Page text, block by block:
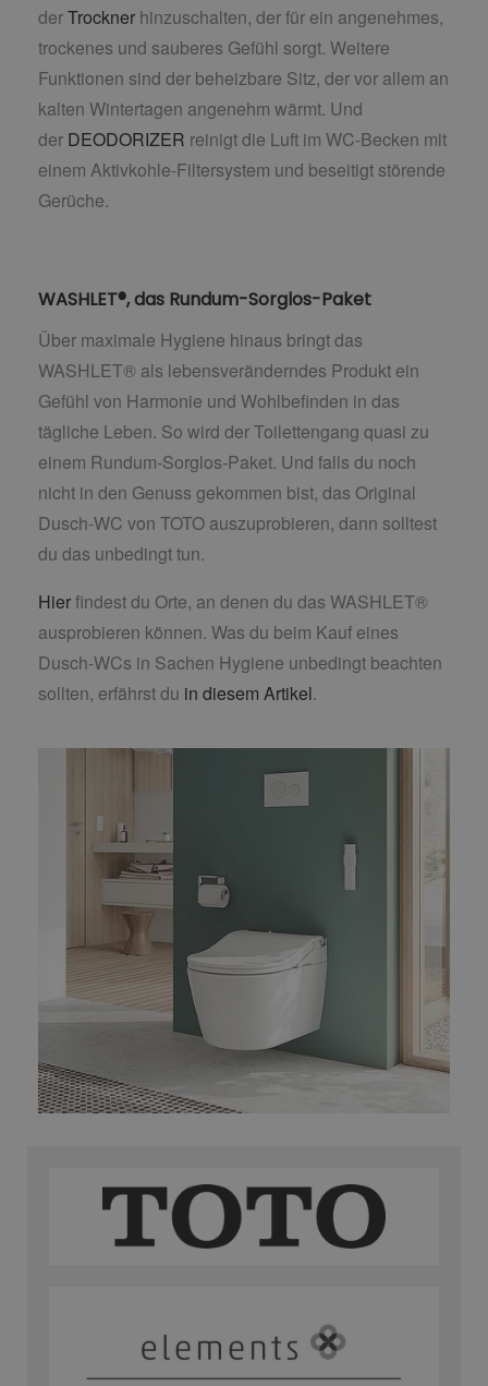
derTrockner hinzuschalten, der für ein angenehmes,
trockenes und sauberes Gefühl sorgt. Weitere
Funktionen sind der beheizbare Sitz, der vor allem an
kalten Wintertagen angenehm wärmt. Und
der DEODORIZER reinigt die Luft im WC-Becken mit
einem Aktivkohle-Filtersystem und beseitigt störende
Gerüche.
WASHLET®, das Rundum-Sorglos-Paket
Über maximale Hygiene hinaus bringt das
WASHLET® als lebensveränderndes Produkt ein
Gefühl von Harmonie und Wohlbefinden in das
tägliche Leben. So wird der Toilettengang quasi zu
einem Rundum-Sorglos-Paket. Und falls du noch
nicht in den Genuss gekommen bist, das Original
Dusch-WC von TOTO auszuprobieren, dann solltest
du das unbedingt tun.
Hierfindest du Orte, an denen du das WASHLET®
ausprobieren können. Was du beim Kauf eines
Dusch-WCs in Sachen Hygiene unbedingt beachten
sollten, erfährst du in diesem Artikel.